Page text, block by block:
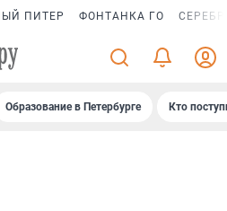
ПИТЕР ФОНТАНКА ГО
Образование в Петербурге Кто